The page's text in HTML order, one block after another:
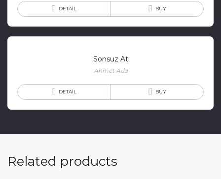
DETAIL BUY
Sonsuz At
Ahmet Ada
DETAIL BUY
Related products